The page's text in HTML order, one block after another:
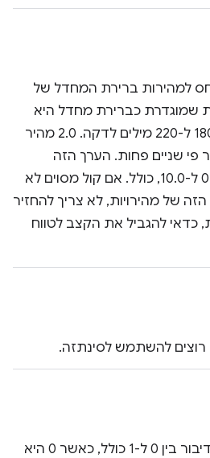
למהירות ברירת המחדל של
שמוגדרת כברירת מחדל היא
1.0, בדרך כלל בין 180 ל-220 מילים לדקה. ‫2.0 מהיר
ו-0.5 מהיר פי שניים פחות. הערך הזה
מובטח להיות בין 0.1 ל-10.0, כולל. אם קול מסוים לא
של מהירויות, לא צריך להחזיר
כדאי להגביל את הקצב לטווח
להשתמש לסינתזה.
עוצמת הקול של הדיבור בין 0 ל-1 כולל, כאשר 0 היא